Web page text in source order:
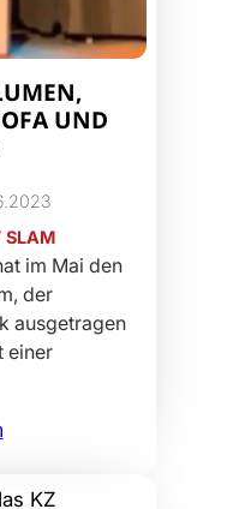
UND
SLAM
im Mai den
der
ausgetragen
einer